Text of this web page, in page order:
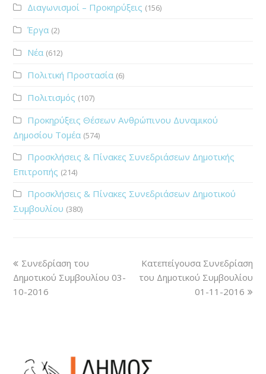
Διαγωνισμοί – Προκηρύξεις (156)
Έργα (2)
Νέα (612)
Πολιτική Προστασία (6)
Πολιτισμός (107)
Προκηρύξεις Θέσεων Ανθρώπινου Δυναμικού
Δημοσίου Τομέα (574)
Προσκλήσεις & Πίνακες Συνεδριάσεων Δημοτικής
Επιτροπής (214)
Προσκλήσεις & Πίνακες Συνεδριάσεων Δημοτικού
Συμβουλίου (380)
Συνεδρίαση του
Δημοτικού Συμβουλίου 03-
10-2016
Κατεπείγουσα Συνεδρίαση
του Δημοτικού Συμβουλίου
01-11-2016